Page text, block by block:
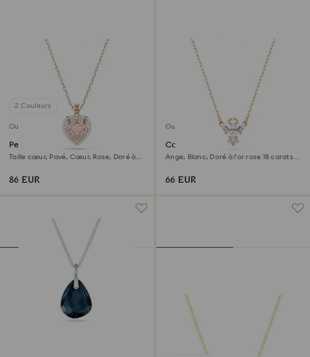
2 Couleurs
Outlet
Pendentif One
Taille cœur, Pavé, Cœur, Rose, Doré à
86 EUR
Outlet
Collier Magic
Ange, Blanc, Doré à l’or rose 18 carats
66 EUR